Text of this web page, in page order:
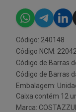
Código: 240148
Código NCM:
Código de Barras
Código de Barras
Embalagem:
Caixa contém 12
Marca: